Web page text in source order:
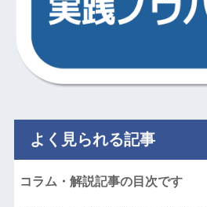
よく見られる記事
コラム・解説記事の目次です